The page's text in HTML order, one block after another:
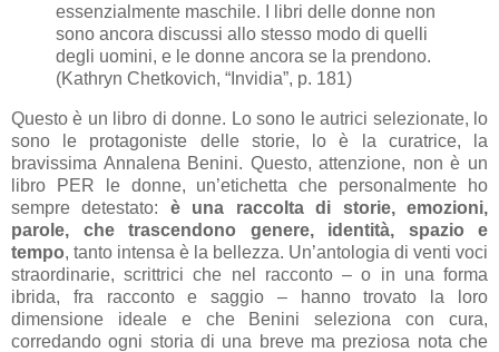
essenzialmente maschile. I libri delle donne non
sono ancora discussi allo stesso modo di quelli
degli uomini, e le donne ancora se la prendono.
(Kathryn Chetkovich, “Invidia”, p. 181)
Questo è un libro di donne. Lo sono le autrici selezionate, lo
sono le protagoniste delle storie, lo è la curatrice, la
bravissima Annalena Benini. Questo, attenzione, non è un
libro PER le donne, un’etichetta che personalmente ho
sempre detestato: è una raccolta di storie, emozioni,
parole, che trascendono genere, identità, spazio e
tempo, tanto intensa è la bellezza. Un’antologia di venti voci
straordinarie, scrittrici che nel racconto – o in una forma
ibrida, fra racconto e saggio – hanno trovato la loro
dimensione ideale e che Benini seleziona con cura,
corredando ogni storia di una breve ma preziosa nota che